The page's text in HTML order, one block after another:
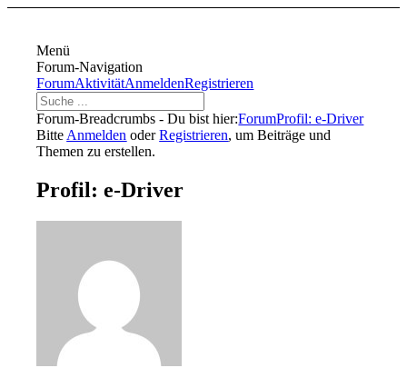
Menü
Forum-Navigation
ForumAktivitätAnmeldenRegistrieren
Forum-Breadcrumbs - Du bist hier:ForumProfil: e-Driver
Bitte Anmelden oderRegistrieren, um Beiträge und
Themen zu erstellen.
Profil: e-Driver